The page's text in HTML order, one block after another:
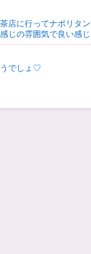
店に行ってナポリタ
じの雰囲気で良い感
でしょ♡